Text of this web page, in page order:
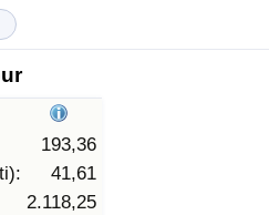
193,36
41,61
2.118,25
(corrente)
(Corrente)
(Corrente)